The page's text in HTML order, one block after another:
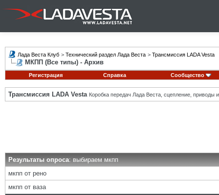
Лада Веста Клуб > Технический раздел Лада Веста > Трансмиссия LADA Vesta
МКПП (Все типы) - Архив
Регистрация Справка Сообщество
Трансмиссия LADA Vesta Коробка передач Лада Веста, сцепление, приводы и
Результаты опроса: выбираем мкпп
мкпп от рено
мкпп от ваза